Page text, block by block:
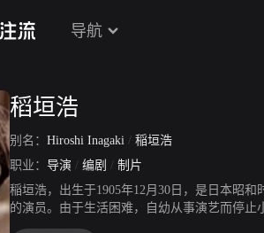
导航
稻垣浩
别名： Hiroshi Inagaki / 稲垣浩
职业： 导演 / 编剧 / 制片
稲垣浩，出生于1905年12月30日，是日本昭
的演员。由于生活困难，自幼从事演艺而停止
亲的旧友日活向岛屿摄影所的干部演员的山